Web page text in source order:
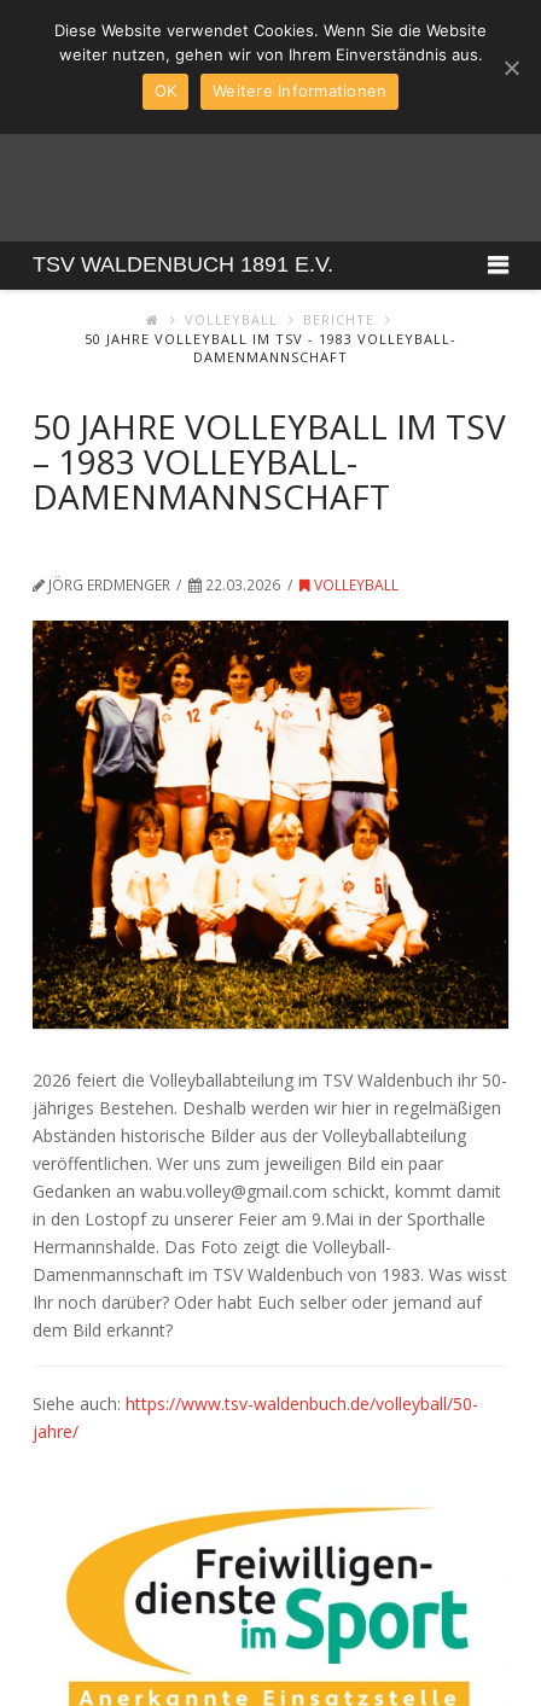
TSV
WALDENBUCH
1891
E.V.
TSV WALDENBUCH 1891 E.V.
VOLLEYBALL
BERICHTE
50 JAHRE VOLLEYBALL IM TSV - 1983 VOLLEYBALL-
DAMENMANNSCHAFT
50 JAHRE VOLLEYBALL IM TSV
– 1983 VOLLEYBALL-
DAMENMANNSCHAFT
JÖRG ERDMENGER 22.03.2026 VOLLEYBALL
2026 feiert die Volleyballabteilung im TSV Waldenbuch ihr 50-
jähriges Bestehen. Deshalb werden wir hier in regelmäßigen
Abständen historische Bilder aus der Volleyballabteilung
veröffentlichen. Wer uns zum jeweiligen Bild ein paar
Gedanken an wabu.volley@gmail.com schickt, kommt damit
in den Lostopf zu unserer Feier am 9.Mai in der Sporthalle
Hermannshalde. Das Foto zeigt die Volleyball-
Damenmannschaft im TSV Waldenbuch von 1983. Was wisst
Ihr noch darüber? Oder habt Euch selber oder jemand auf
dem Bild erkannt?
Siehe auch: https://www.tsv-waldenbuch.de/volleyball/50-
jahre/
Diese Website verwendet Cookies. Wenn Sie die Website
weiter nutzen, gehen wir von Ihrem Einverständnis aus.
OK
Weitere Informationen